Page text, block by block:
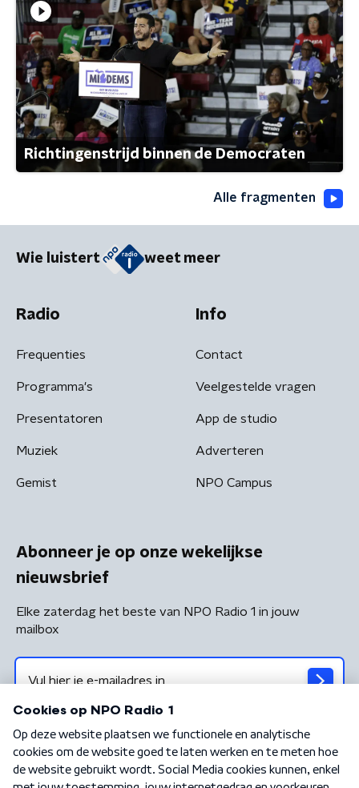
Richtingenstrijd binnen de Democraten
Alle fragmenten
Wie luistert weet meer
Radio
Frequenties
Programma's
Presentatoren
Muziek
Gemist
Info
Contact
Veelgestelde vragen
App de studio
Adverteren
NPO Campus
Abonneer je op onze wekelijkse
nieuwsbrief
Elke zaterdag het beste van NPO Radio 1 in jouw
mailbox
Algemene voorwaarden